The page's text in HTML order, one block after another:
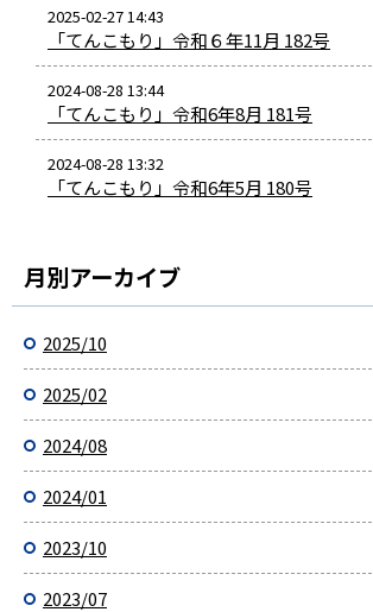
2025-02-27 14:43
「てんこもり」令和６年11月 182号
2024-08-28 13:44
「てんこもり」令和6年8月 181号
2024-08-28 13:32
「てんこもり」令和6年5月 180号
月別アーカイブ
2025/10
2025/02
2024/08
2024/01
2023/10
2023/07